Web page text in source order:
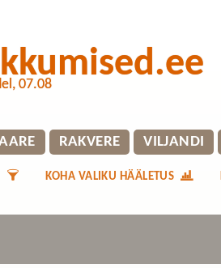
07.08
RAKVERE VILJANDI
KOHA VALIKU HÄÄLETUS